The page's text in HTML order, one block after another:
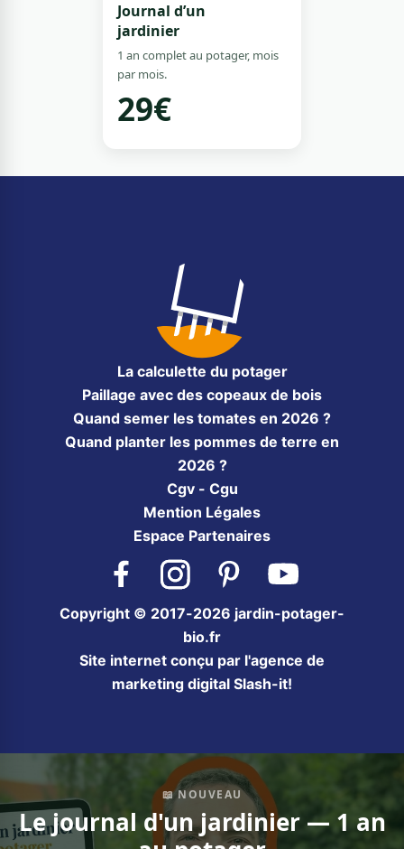
Journal d’un
jardinier
1 an complet au potager, mois
par mois.
29€
La calculette du potager
Paillage avec des copeaux de bois
Quand semer les tomates en 2026 ?
Quand planter les pommes de terre en
2026 ?
Cgv - Cgu
Mention Légales
Espace Partenaires
Facebook InstagramPinterest YouTube
Copyright © 2017-2026 jardin-potager-
bio.fr
Site internet conçu par l'agence de
marketing digital Slash-it!
📖 NOUVEAU
Le journal d'un jardinier — 1 an